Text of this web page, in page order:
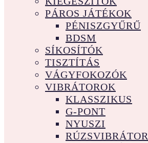
PÁROS JÁTÉKOK
PÉNISZGYŰRŰ
BDSM
SÍKOSÍTÓK
TISZTÍTÁS
VÁGYFOKOZÓK
VIBRÁTOROK
KLASSZIKUS
G-PONT
NYUSZI
RÚZSVIBRÁTOR